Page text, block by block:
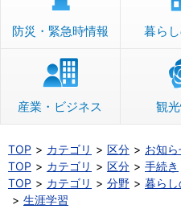
防災・緊急時情報 暮ら
産業・ビジネス 観
TOP カテゴリ 区分
お知ら
TOP
カテゴリ 区分
手続き
TOP
カテゴリ 分野 暮らし
生涯学習